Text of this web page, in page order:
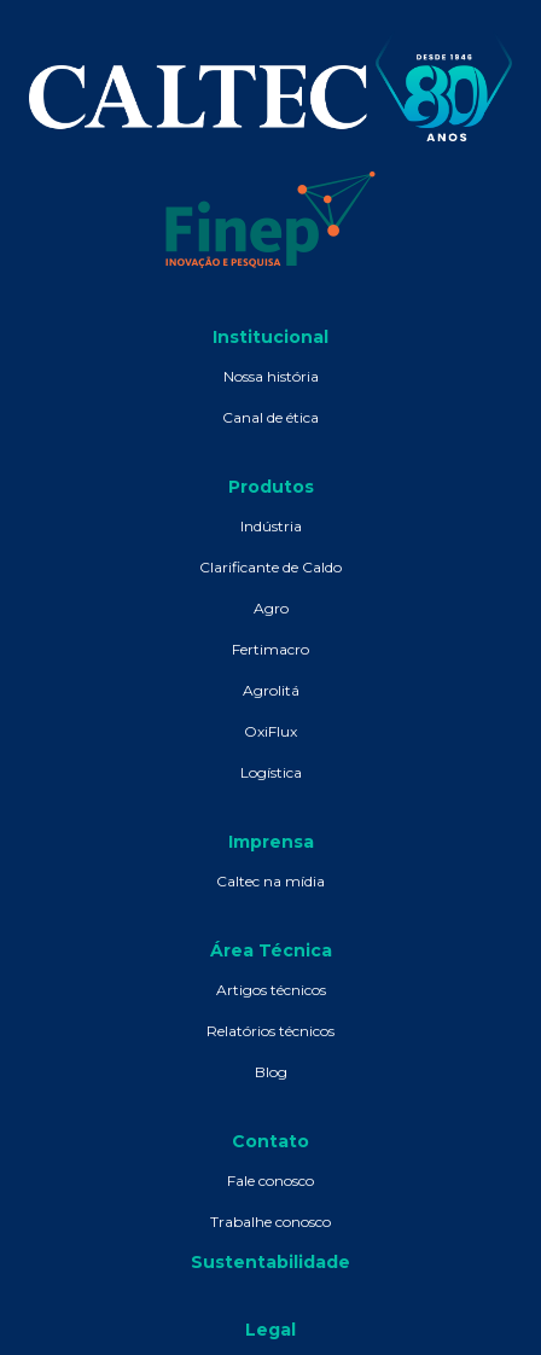
Institucional
Nossa história
Canal de ética
Produtos
Indústria
Clarificante de Caldo
Agro
Fertimacro
Agrolitá
OxiFlux
Logística
Imprensa
Caltec na mídia
Área Técnica
Artigos técnicos
Relatórios técnicos
Blog
Contato
Fale conosco
Trabalhe conosco
Sustentabilidade
Legal